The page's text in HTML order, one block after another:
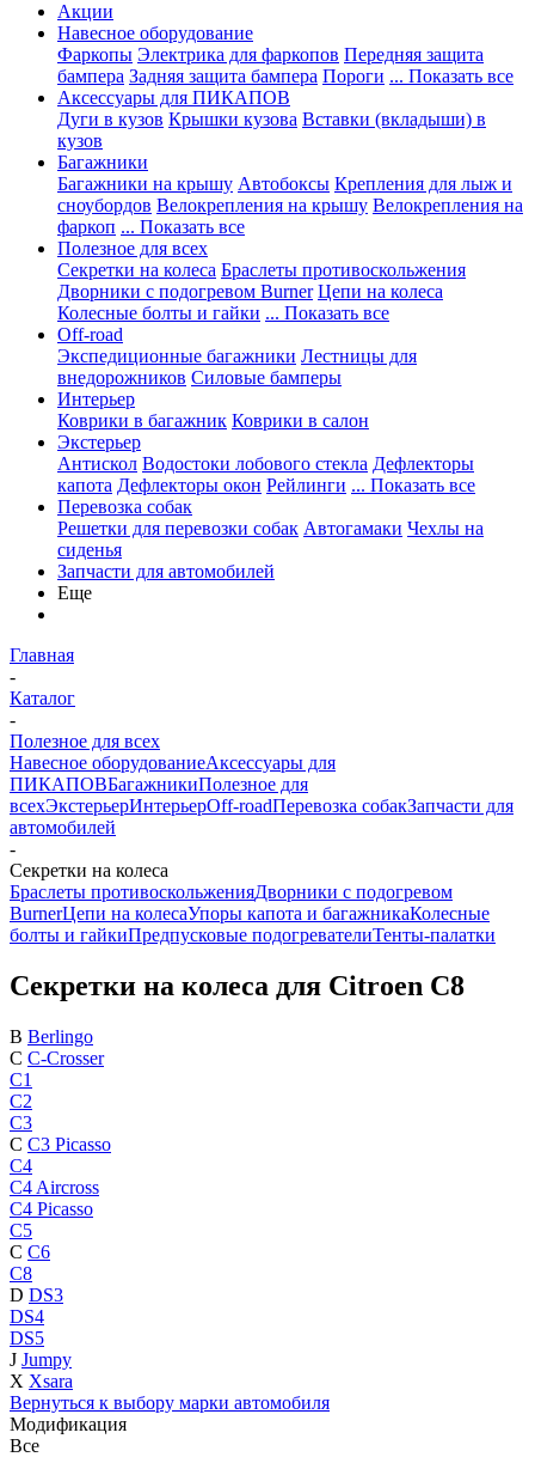
Акции
Навесное оборудование
Фаркопы Электрика для фаркопов Передняя защита
бампера Задняя защита бампера Пороги ... Показать все
Аксессуары для ПИКАПОВ
Дуги в кузов Крышки кузова Вставки (вкладыши) в
кузов
Багажники
Багажники на крышу Автобоксы Крепления для лыж и
сноубордов Велокрепления на крышу Велокрепления на
фаркоп ... Показать все
Полезное для всех
Секретки на колеса Браслеты противоскольжения
Дворники с подогревом Burner Цепи на колеса
Колесные болты и гайки ... Показать все
Off-road
Экспедиционные багажники Лестницы для
внедорожников Силовые бамперы
Интерьер
Коврики в багажник Коврики в салон
Экстерьер
Антискол Водостоки лобового стекла Дефлекторы
капота Дефлекторы окон Рейлинги ... Показать все
Перевозка собак
Решетки для перевозки собак Автогамаки Чехлы на
сиденья
Запчасти для автомобилей
Еще
Главная
-
Каталог
-
Полезное для всех
Навесное оборудованиеАксессуары для
ПИКАПОВБагажникиПолезное для
всехЭкстерьерИнтерьерOff-roadПеревозка собакЗапчасти для
автомобилей
-
Секретки на колеса
Браслеты противоскольженияДворники с подогревом
BurnerЦепи на колесаУпоры капота и багажникаКолесные
болты и гайкиПредпусковые подогревателиТенты-палатки
Секретки на колеса для Citroen C8
B Berlingo
C C-Crosser
C1
C2
C3
C C3 Picasso
C4
C4 Aircross
C4 Picasso
C5
C C6
C8
D DS3
DS4
DS5
J Jumpy
X Xsara
Вернуться к выбору марки автомобиля
Модификация
Все